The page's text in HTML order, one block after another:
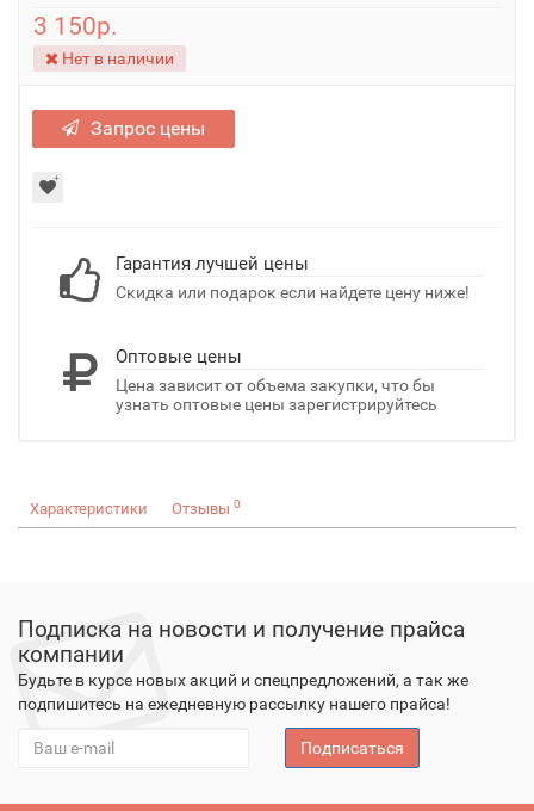
3 150р.
Нет в наличии
Запрос цены
Гарантия лучшей цены
Скидка или подарок если найдете цену ниже!
Оптовые цены
Цена зависит от объема закупки, что бы
узнать оптовые цены зарегистрируйтесь
Характеристики Отзывы 0
Подписка на новости и получение прайса
компании
Будьте в курсе новых акций и спецпредложений, а так же
подпишитесь на ежедневную рассылку нашего прайса!
Подписаться